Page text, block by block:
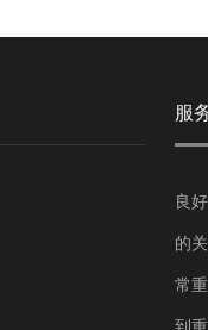
服
良
的
常